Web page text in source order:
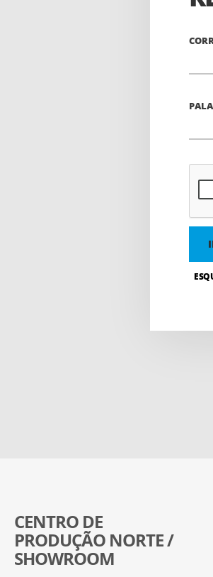
CENTRO DE
PRODUÇÃO NORTE /
SHOWROOM